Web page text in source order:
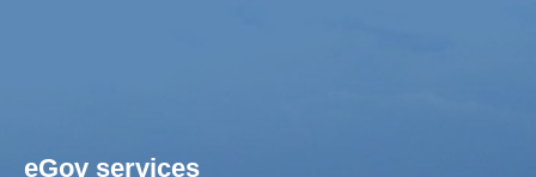
eGov services